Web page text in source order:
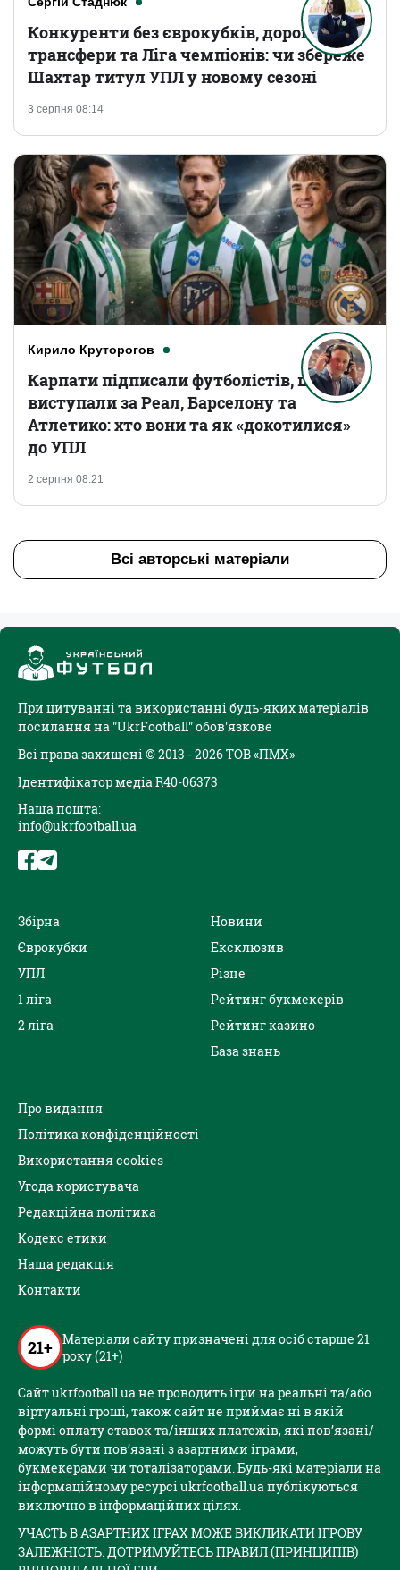
3 серпня 08:14
Конкуренти без єврокубків, дорогі
трансфери та Ліга чемпіонів: чи збереже
Шахтар титул УПЛ у новому сезоні
Кирило Круторогов
2 серпня 08:21
Карпати підписали футболістів, що
виступали за Реал, Барселону та
Атлетико: хто вони та як «докотилися»
до УПЛ
Всі авторські матеріали
При цитуванні та використанні будь-яких матеріалів
посилання на "UkrFootball" обов'язкове
Всі права захищені © 2013 - 2026 ТОВ «ПМХ»
Ідентифікатор медіа R40-06373
Наша пошта:
info@ukrfootball.ua
Збірна
Єврокубки
УПЛ
1 ліга
2 ліга
Новини
Ексклюзив
Різне
Рейтинг букмекерів
Рейтинг казино
База знань
Про видання
Політика конфіденційності
Використання cookies
Угода користувача
Редакційна політика
Кодекс етики
Наша редакція
Контакти
21+ Матеріали сайту призначені для осіб старше 21
року (21+)
Сайт ukrfootball.ua не проводить ігри на реальні та/або
віртуальні гроші, також сайт не приймає ні в якій
формі оплату ставок та/інших платежів, які пов’язані/
можуть бути пов’язані з азартними іграми,
букмекерами чи тоталізаторами. Будь-які матеріали на
інформаційному ресурсі ukrfootball.ua публікуються
виключно в інформаційних цілях.
УЧАСТЬ В АЗАРТНИХ ІГРАХ МОЖЕ ВИКЛИКАТИ ІГРОВУ
ЗАЛЕЖНІСТЬ. ДОТРИМУЙТЕСЬ ПРАВИЛ (ПРИНЦИПІВ)